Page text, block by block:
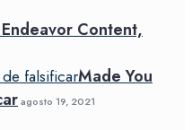
Content,
Made You
agosto 19, 2021